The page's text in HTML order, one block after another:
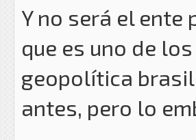
Y no será el
que es uno de
geopolítica
antes, pero lo